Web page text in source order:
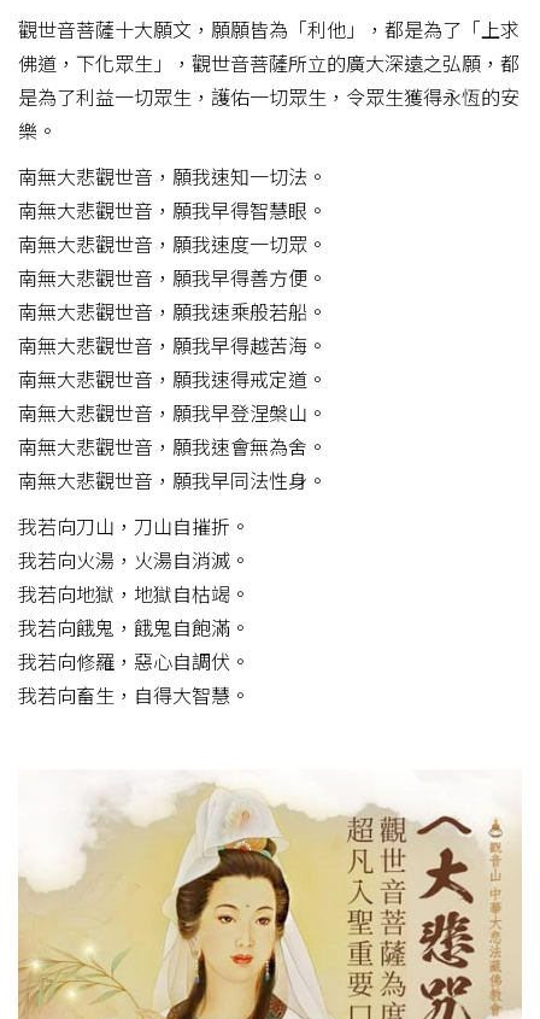
觀世音菩薩十大願文，願願皆為「利他」，都是為了「上求
佛道，下化眾生」，觀世音菩薩所立的廣大深遠之弘願，都
是為了利益一切眾生，護佑一切眾生，令眾生獲得永恆的安
樂。
南無大悲觀世音，願我速知一切法。
南無大悲觀世音，願我早得智慧眼。
南無大悲觀世音，願我速度一切眾。
南無大悲觀世音，願我早得善方便。
南無大悲觀世音，願我速乘般若船。
南無大悲觀世音，願我早得越苦海。
南無大悲觀世音，願我速得戒定道。
南無大悲觀世音，願我早登涅槃山。
南無大悲觀世音，願我速會無為舍。
南無大悲觀世音，願我早同法性身。
我若向刀山，刀山自摧折。
我若向火湯，火湯自消滅。
我若向地獄，地獄自枯竭。
我若向餓鬼，餓鬼自飽滿。
我若向修羅，惡心自調伏。
我若向畜生，自得大智慧。